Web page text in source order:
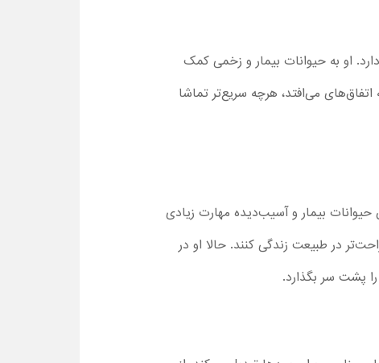
را بسیار دوست دارد. او به حیوانات بیمار و زخمی کمک
می‌افتد، هرچه سریع‌تر تماشا
حیوانات بیمار و آسیب‌دیده مهارت زیادی
در طبیعت زندگی کنند. حالا او در
پشت سر بگذارد.